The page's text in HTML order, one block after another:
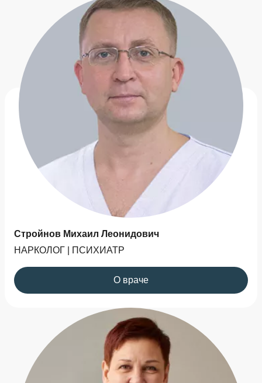
Стройнов Михаил Леонидович
НАРКОЛОГ | ПСИХИАТР
О враче